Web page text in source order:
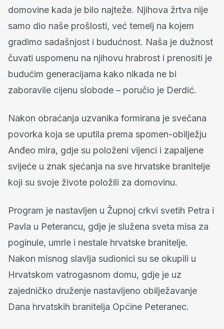
domovine kada je bilo najteže. Njihova žrtva nije
samo dio naše prošlosti, već temelj na kojem
gradimo sadašnjost i budućnost. Naša je dužnost
čuvati uspomenu na njihovu hrabrost i prenositi je
budućim generacijama kako nikada ne bi
zaboravile cijenu slobode – poručio je Derdić.
Nakon obraćanja uzvanika formirana je svečana
povorka koja se uputila prema spomen-obilježju
Anđeo mira, gdje su položeni vijenci i zapaljene
svijeće u znak sjećanja na sve hrvatske branitelje
koji su svoje živote položili za domovinu.
Program je nastavljen u Župnoj crkvi svetih Petra i
Pavla u Peterancu, gdje je služena sveta misa za
poginule, umrle i nestale hrvatske branitelje.
Nakon misnog slavlja sudionici su se okupili u
Hrvatskom vatrogasnom domu, gdje je uz
zajedničko druženje nastavljeno obilježavanje
Dana hrvatskih branitelja Općine Peteranec.